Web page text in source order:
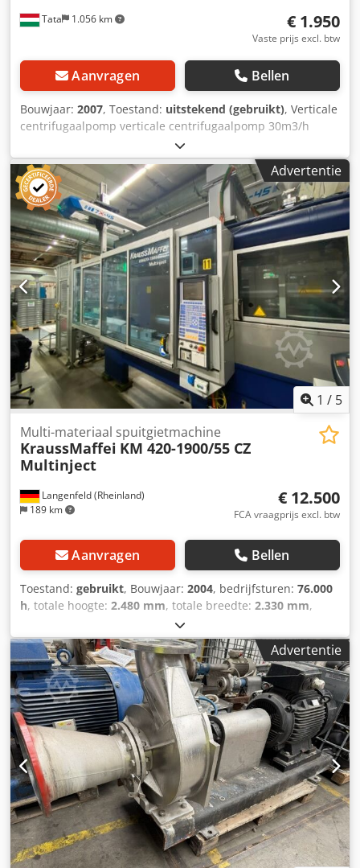
Tata 1.056 km € 1.950
Vaste prijs excl. btw
Aanvragen Bellen
Bouwjaar: 2007, Toestand: uitstekend (gebruikt), Verticale
centrifugaalpomp verticale centrifugaalpomp 30m3/h
chemische pomp FIP ALPHA VCM 50-33 Jaar van fabricage:
2007 DN: 50 Nominale doorstroming 30 m³/h Nominale
opvoerhoogte 25 m p [gauge]: 16 Temperatuur [°C]: -25 ÷ +
140 snelheid [rpm]: 1450 elektrisch vermogen 11KW 400V
50Hz motorsnelheid: 1450 lengte: 1550 mm breedte: 550
mm Uitvoering: Verticale radiaal gesplitste
slakkenhuispomp of kanaalwaaier. Toepassingen:
Behandeling van verven, agressieve en technologische
vloeistoffen, ook in aanwezigheid van vaste deeltjes, in de
chemische en petrochemische industrie. Dcodpfx Aksh T
Dwfo Ask Als u meer informatie wilt. Wij zijn hier om te
helpen! Neem contact met ons op via het contactformulier
of geef ons een belletje Uw advertentie is automatisch
vertaald. Vertaalfouten zijn mogelijk.
Advertentie
1 / 5
Langenfeld (Rheinland)
189 km
Multi-materiaal spuitgietmachine
KraussMaffei KM 420-1900/55 CZ
Multinject
€ 12.500
FCA vraagprijs excl. btw
Aanvragen Bellen
Toestand: gebruikt, Bouwjaar: 2004, bedrijfsturen: 76.000
h, totale hoogte: 2.480 mm, totale breedte: 2.330 mm,
, schroefdiameter:
klemmkracht:4.200 kN, cilinderinhoud:1.047 cm³,
Sluitkracht: 4200 kN Kolomafstand h x v: 800 x 800 mm
Platenafmeting h x v: 1270 x 1200 mm Inbouwhoogte min.:
380 mm Max. platenafstand: 1400 mm Openingsslag: 1020
mm Schroefdiameter: 70 mm Slagvolume: 1047 ccm
Spuitdruk: 1778 bar 2e aggregaat 55 met ø 22 Spuitdruk:
1674 bar Volume: 30 cm³ Afstand plastificeereenheid 1 tot
2: 300 mm (piggyback-opstelling / Z-positie) Uitrusting
Schermtaal Duits Hydraulische kernuittrekker 6x Machine
zonder handling Machine zonder materiaaltrechter
Nivelleerelementen Gereedschapsverwarming 16x Dcodpfx
Akezgt Npe Ask Tweecomponenten spuitgietmachine
Afmetingen machine LxBxH: 9,83m x 2,33m x 2,48m
Totaalgewicht: 23090 kg
Advertentie